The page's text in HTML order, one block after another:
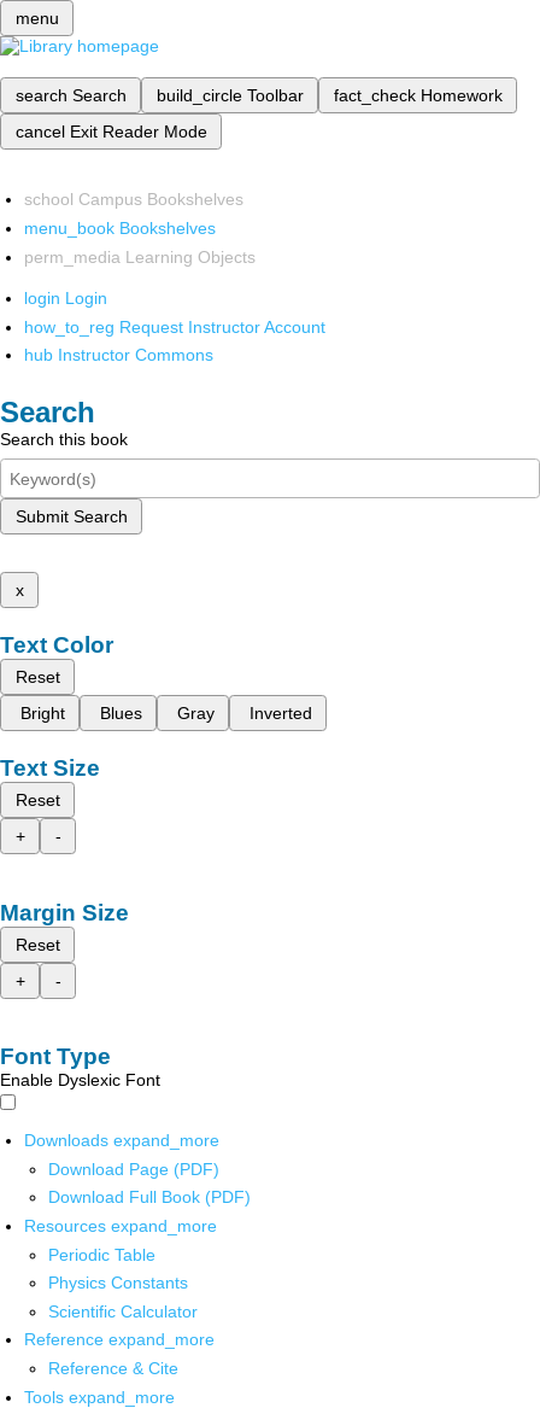
menu
search Search build_circle Toolbar fact_check Homework
cancel Exit Reader Mode
school Campus Bookshelves
menu_book Bookshelves
perm_media Learning Objects
login Login
how_to_reg Request Instructor Account
hub Instructor Commons
Search
Search this book
Submit Search
x
Text Color
Reset
Bright
Blues Gray Inverted
Text Size
Reset
+
-
Margin Size
Reset
+
-
Font Type
Enable Dyslexic Font
Downloads expand_more
Download Page (PDF)
Download Full Book (PDF)
Resources expand_more
Periodic Table
Physics Constants
Scientific Calculator
Reference expand_more
Reference & Cite
Tools expand_more